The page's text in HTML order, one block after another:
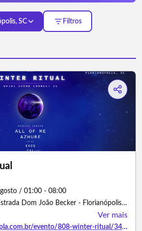
SC Filtros
/ 01:00 - 08:00
Espaço Nobre's, Estrada Dom João Becker - Florianópolis/Santa Catarina
Ver mais
https://www.sympla.com.br/evento/808-winter-ritual/3491034